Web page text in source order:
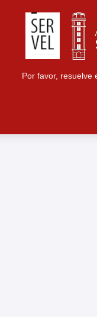
Por favor, resuelve